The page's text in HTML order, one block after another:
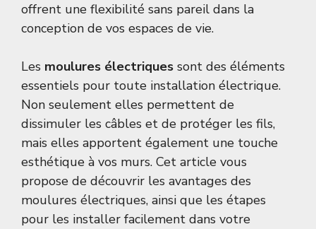
offrent une flexibilité sans pareil dans la
conception de vos espaces de vie.
Les moulures électriques sont des éléments
essentiels pour toute installation électrique.
Non seulement elles permettent de
dissimuler les câbles et de protéger les fils,
mais elles apportent également une touche
esthétique à vos murs. Cet article vous
propose de découvrir les avantages des
moulures électriques, ainsi que les étapes
pour les installer facilement dans votre